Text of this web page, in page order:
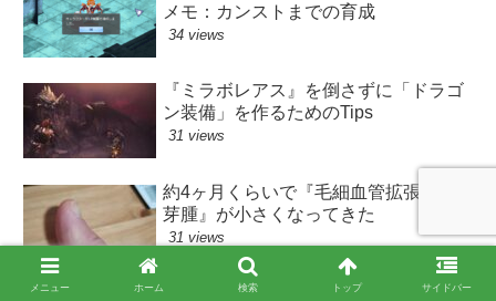
メモ：カンストまでの育成
34 views
『ミラボレアス』を倒さずに「ドラゴ
ン装備」を作るためのTips
31 views
約4ヶ月くらいで『毛細血管拡張性肉
芽腫』が小さくなってきた
31 views
メニュー ホーム 検索 トップ サイドバー